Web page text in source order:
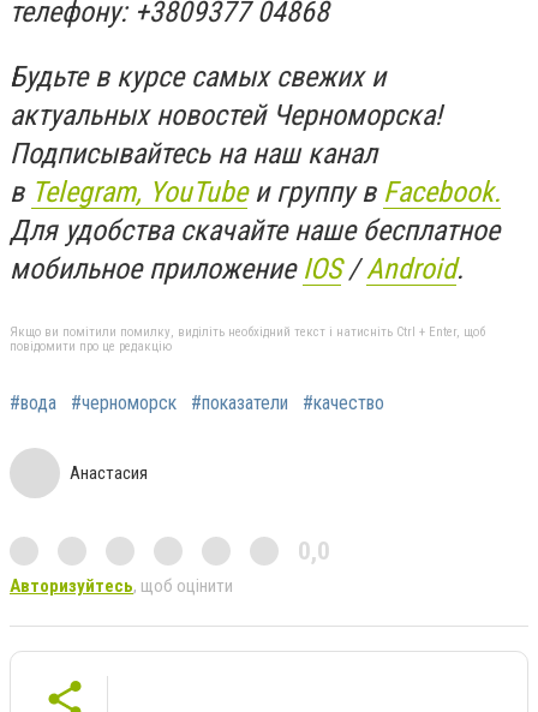
телефону: +3809377 04868
Будьте в курсе самых свежих и
актуальных новостей Черноморска!
Подписывайтесь на наш канал
в Telegram, YouTubeи группу в Facebook.
Для удобства скачайте наше бесплатное
мобильное приложение IOS/Android.
Якщо ви помітили помилку, виділіть необхідний текст і натисніть Ctrl + Enter, щоб
повідомити про це редакцію
#вода #черноморск #показатели #качество
Анастасия
0,0
Авторизуйтесь, щоб оцінити